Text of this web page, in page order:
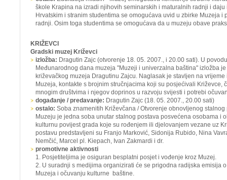
škole Krapina na izradi njihovih seminarskih i maturalnih radnji i daju
Hrvatskim i stranim studentima se omogućava uvid u zbirke Muzeja i
radnji. Osim toga studentima se omogućava da u muzeju obave
KRIŽEVCI
Gradski muzej Križevci
izložba: Dragutin Zajc (otvorenje 18. 05. 2007., i 20.00 sati). U
Međunarodnog dana muzeja "Muzeji i univerzalna baština" izložba
križevačkog muzeja Dragutinu Zajcu. Naglasak je stavljen na
Muzeja, kontakte s brojnim stručnjacima koji su posjećivali Križevce,
mnogim društvima i njegov doprinos u razvoju svijesti i potrebi
događanje / predavanje: Dragutin Zajc (18. 05. 2007., 20.00 sati)
ostalo: Soba znamenitih Križevčana / Otvorenje obnovljenog
Muzeju je jedna soba unutar stalnog postava posvećena osobama i
kulturnu povijest grada koje su rođenjem ili djelovanjem vezane uz
postavu predstavljeni su Franjo Marković, Sidonija Rubido, Nina
Nemčić, Marcel pl. Kiepach, Ivan Zakmardi i dr.
promotivne aktivnosti
1. Posjetiteljima je osiguran besplatni posjet i vođenje kroz Muzej.
2. U suradnji s medijima organizirati će se prigodna radijska emisija
Muzeja i očuvanju kulturne baštine.